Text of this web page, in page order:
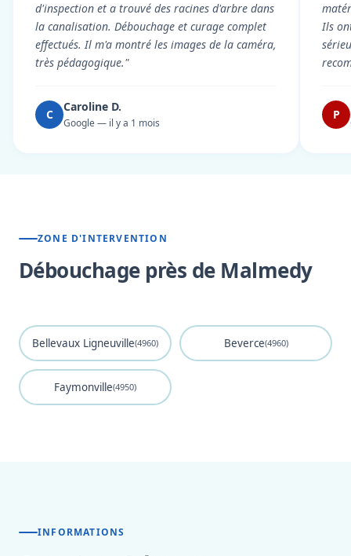
d'inspection et a trouvé des racines d'arbre dans
la canalisation. Débouchage et curage complet
effectués. Il m'a montré les images de la caméra,
très pédagogique."
C
Caroline D.
Google — il y a 1 mois
Ils
P
ZONE D'INTERVENTION
Débouchage près de Malmedy
Bellevaux Ligneuville(4960) Beverce(4960)
Faymonville(4950)
INFORMATIONS